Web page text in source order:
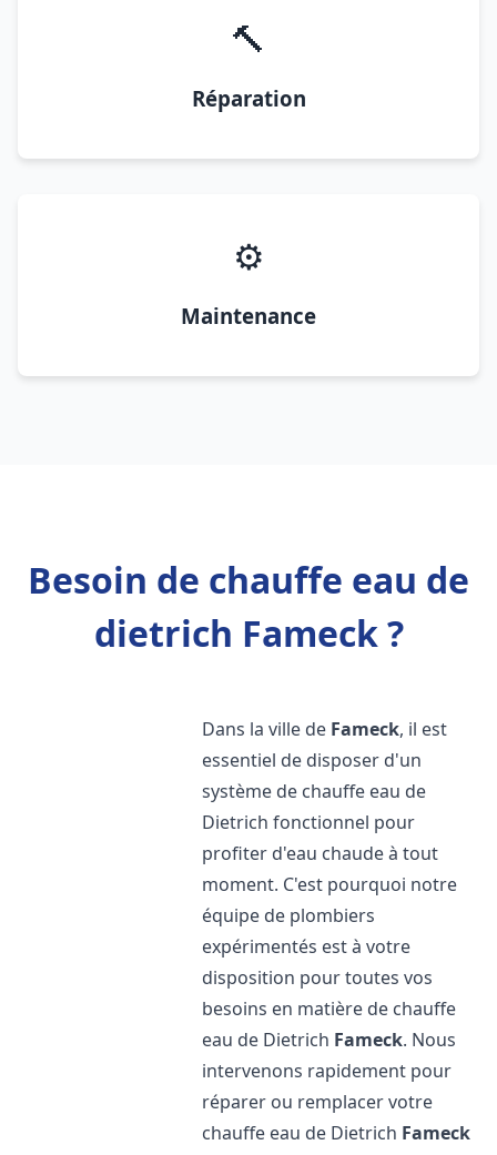
🔨
Réparation
⚙️
Maintenance
Besoin de chauffe eau de
dietrich Fameck ?
Dans la ville de Fameck, il est
essentiel de disposer d'un
système de chauffe eau de
Dietrich fonctionnel pour
profiter d'eau chaude à tout
moment. C'est pourquoi notre
équipe de plombiers
expérimentés est à votre
disposition pour toutes vos
besoins en matière de chauffe
eau de Dietrich Fameck. Nous
intervenons rapidement pour
réparer ou remplacer votre
chauffe eau de Dietrich Fameck